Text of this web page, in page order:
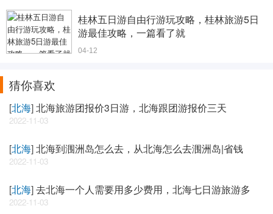
桂林五日游自由行游玩攻略，桂林旅游5日
游最佳攻略，一篇看了就
04-12
猜你喜欢
[北海]北海旅游团报价3日游，北海跟团游报价三天
2022-11-03
[北海]北海到涠洲岛怎么去，从北海怎么去涠洲岛|省钱
2022-11-03
[北海]去北海一个人需要用多少费用，北海七日游旅游多
2022-11-03